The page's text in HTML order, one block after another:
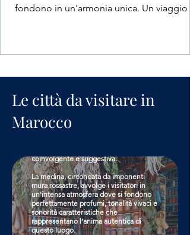
fondono in un'armonia unica. Un viaggio
Le città da visitare in
Marocco
Marrakech
coinvolgente e suggestiva.
La medina, circondata da imponenti
mura rossastre, avvolge i visitatori in
un'intensa atmosfera dove si fondono
perfettamente profumi, tonalità vivaci e
sonorità caratteristiche che
rappresentano l'anima autentica di
questo luogo.